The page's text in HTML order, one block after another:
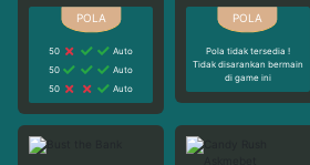
50
Auto
50
Auto
50
Auto
Pola tidak tersedia !
Tidak disarankan bermain
di game ini